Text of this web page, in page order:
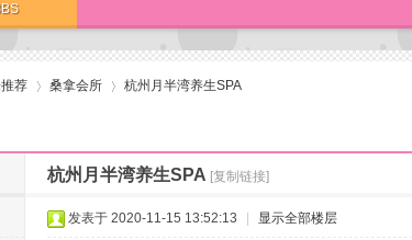
荐 桑拿会所
›
杭州月半湾养生SPA
杭州月半湾养生SPA [复制链接]
发表于 2020-11-15 13:52:13 显示全部楼层